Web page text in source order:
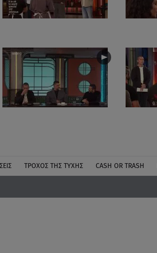
ΤΡΟΧΌΣ ΤΗΣ ΤΎΧΗΣ CASH OR TRASH